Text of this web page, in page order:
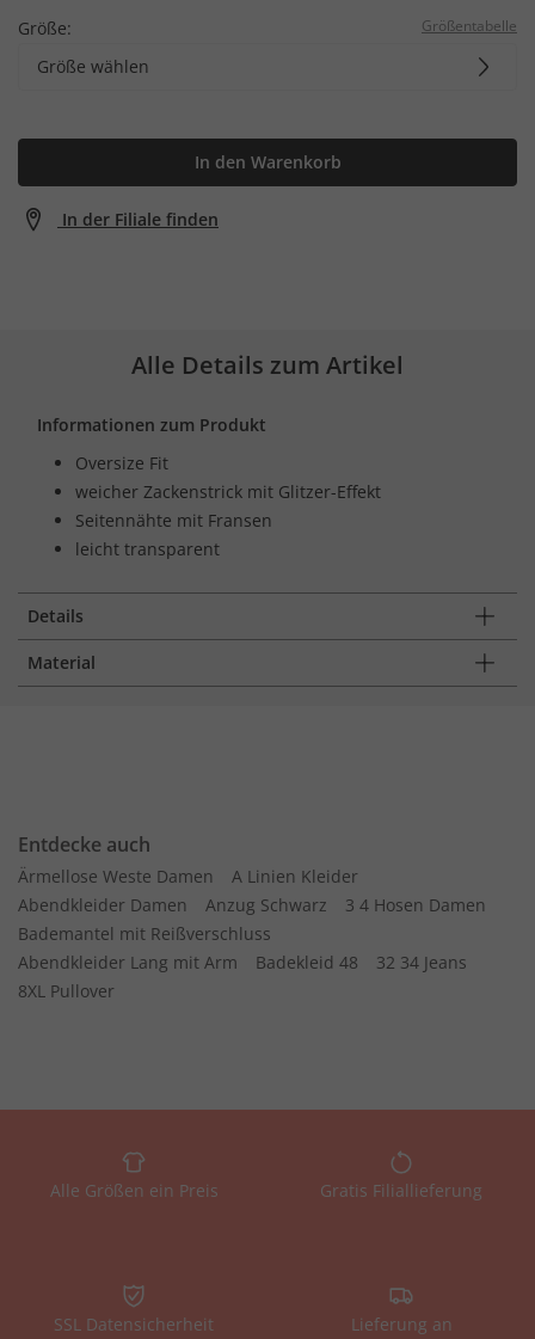
Größe: Größentabelle
Größe wählen
In den Warenkorb
In der Filiale finden
Alle Details zum Artikel
Informationen zum Produkt
Oversize Fit
weicher Zackenstrick mit Glitzer-Effekt
Seitennähte mit Fransen
leicht transparent
Details
Material
Entdecke auch
Ärmellose Weste Damen
A Linien Kleider
Abendkleider Damen
Anzug Schwarz
3 4 Hosen Damen
Bademantel mit Reißverschluss
Abendkleider Lang mit Arm
Badekleid 48
32 34 Jeans
8XL Pullover
Alle Größen ein Preis Gratis Filiallieferung
SSL Datensicherheit
Lieferung an